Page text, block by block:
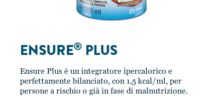
ENSURE® PLUS
Ensure Plus è un integratore ipercalorico e
perfettamente bilanciato, con 1,5 kcal/ml, per
persone a rischio o già in fase di malnutrizione.